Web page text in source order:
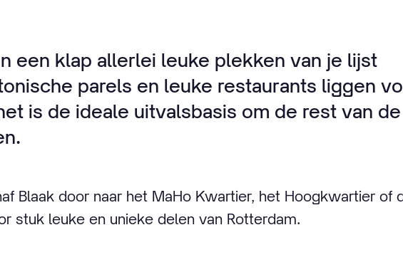
een klap allerlei leuke plekken van je lijst
parels en leuke restaurants liggen
is de ideale uitvalsbasis om de rest van de
Blaak door naar het MaHo Kwartier, het Hoogkwartier of
stuk leuke en unieke delen van Rotterdam.